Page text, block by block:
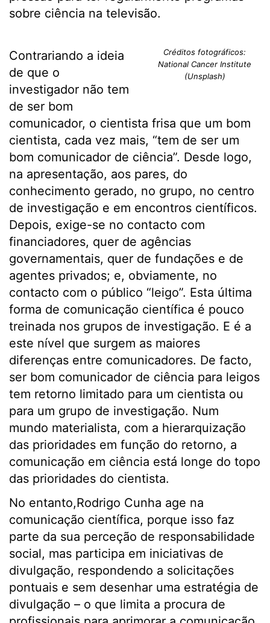
sobre ciência na televisão.
Créditos fotográficos:
National Cancer Institute
(Unsplash)
Contrariando a ideia
de que o
investigador não tem
de ser bom
comunicador, o cientista frisa que um bom
cientista, cada vez mais, “tem de ser um
bom comunicador de ciência”. Desde logo,
na apresentação, aos pares, do
conhecimento gerado, no grupo, no centro
de investigação e em encontros científicos.
Depois, exige-se no contacto com
financiadores, quer de agências
governamentais, quer de fundações e de
agentes privados; e, obviamente, no
contacto com o público “leigo”. Esta última
forma de comunicação científica é pouco
treinada nos grupos de investigação. E é a
este nível que surgem as maiores
diferenças entre comunicadores. De facto,
ser bom comunicador de ciência para leigos
tem retorno limitado para um cientista ou
para um grupo de investigação. Num
mundo materialista, com a hierarquização
das prioridades em função do retorno, a
comunicação em ciência está longe do topo
das prioridades do cientista.
No entanto,Rodrigo Cunha age na
comunicação científica, porque isso faz
parte da sua perceção de responsabilidade
social, mas participa em iniciativas de
divulgação, respondendo a solicitações
pontuais e sem desenhar uma estratégia de
divulgação – o que limita a procura de